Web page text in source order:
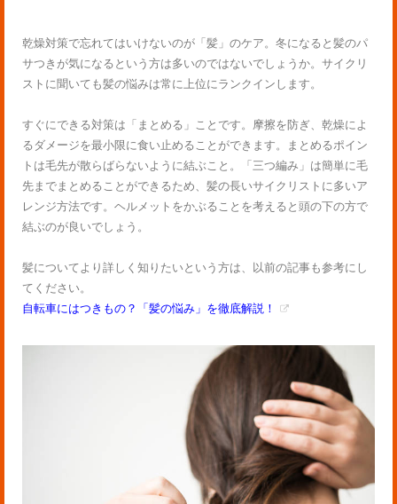
乾燥対策で忘れてはいけないのが「髪」のケア。冬になると髪のパ
サつきが気になるという方は多いのではないでしょうか。サイクリ
ストに聞いても髪の悩みは常に上位にランクインします。
すぐにできる対策は「まとめる」ことです。摩擦を防ぎ、乾燥によ
るダメージを最小限に食い止めることができます。まとめるポイン
トは毛先が散らばらないように結ぶこと。「三つ編み」は簡単に毛
先までまとめることができるため、髪の長いサイクリストに多いア
レンジ方法です。ヘルメットをかぶることを考えると頭の下の方で
結ぶのが良いでしょう。
髪についてより詳しく知りたいという方は、以前の記事も参考にし
てください。
自転車にはつきもの？「髪の悩み」を徹底解説！